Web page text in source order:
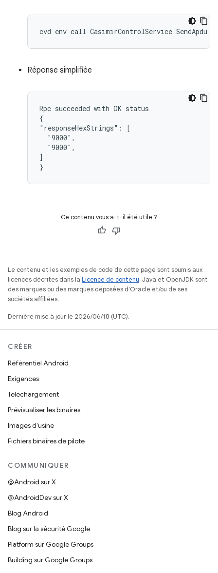
Réponse simplifiée
Rpc succeeded with OK status
{
"responseHexStrings": [
  "9000",
  "9000",
]
Ce contenu vous a-t-il été utile ?
Le contenu et les exemples de code de cette page sont soumis aux
licences décrites dans la Licence de contenu. Java et OpenJDK sont
des marques ou des marques déposées d'Oracle et/ou de ses
sociétés affiliées.
Dernière mise à jour le 2026/06/18 (UTC).
CRÉER
Référentiel Android
Exigences
Téléchargement
Prévisualiser les binaires
Images d'usine
Fichiers binaires de pilote
COMMUNIQUER
@Android sur X
@AndroidDev sur X
Blog Android
Blog sur la sécurité Google
Platform sur Google Groups
Building sur Google Groups